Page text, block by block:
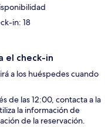
in: 18
el check-in
a los huéspedes cuando
de las 12:00, contacta a la
la información de
de la reservación.